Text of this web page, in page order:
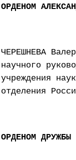
ОРДЕНОМ
ЧЕРЕШНЕВА
научного
учреждения
отделения
ОРДЕНОМ ДРУЖБЫ